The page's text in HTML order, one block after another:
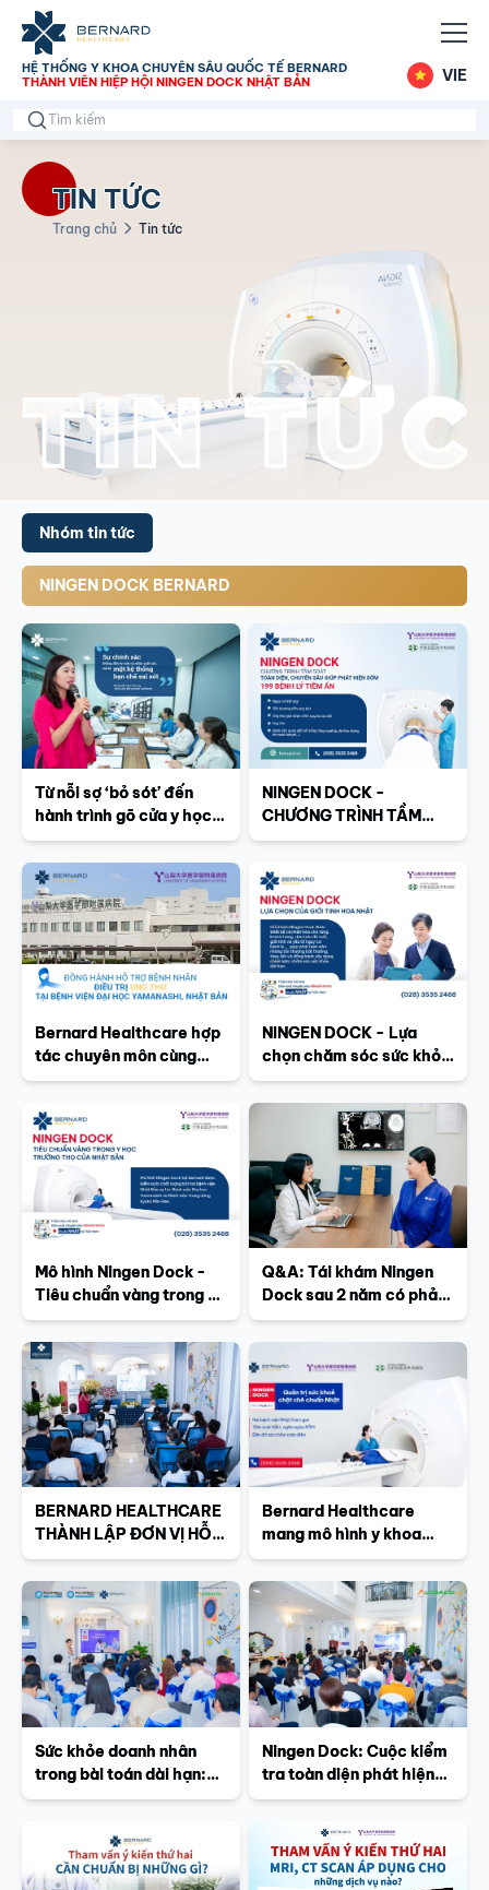
HỆ THỐNG Y KHOA CHUYÊN SÂU QUỐC TẾ BERNARD
THÀNH VIÊN HIỆP HỘI NINGEN DOCK NHẬT BẢN
VIE
TIN TỨC
Trang chủ Tin tức
Nhóm tin tức
NINGEN DOCK BERNARD
Từ nỗi sợ ‘bỏ sót’ đến
hành trình gõ cửa y học
Nhật Bản
NINGEN DOCK -
CHƯƠNG TRÌNH TẦM
SOÁT TOÀN DIỆN,
HIỆN SỚM 199 BỆNH LÝ
TIỀM ẨN
Bernard Healthcare hợp
tác chuyên môn cùng
Bệnh viện Đại học
ung thư và các bệnh lý
phức tạp
NINGEN DOCK - Lựa
chọn chăm sóc sức khỏe
của giới tinh hoa Nhật
Mô hình Ningen Dock -
Tiêu chuẩn vàng trong y
học trường thọ của Nhật
Bản
Q&A: Tái khám Ningen
Dock sau 2 năm có phải
làm lại gói cũ?
BERNARD HEALTHCARE
THÀNH LẬP ĐƠN VỊ HỖ
TRỢ BỆNH NHÂN UNG
THƯ
Bernard Healthcare
mang mô hình y khoa
Nhật Bản chăm sóc sức
khỏe doanh nhân Việt
Sức khỏe doanh nhân
trong bài toán dài hạn:
Khi Ningen Dock trở
thư và đột quỵ
Ningen Dock: Cuộc kiểm
tra toàn diện phát hiện
ung thư và đột quỵ từ khi